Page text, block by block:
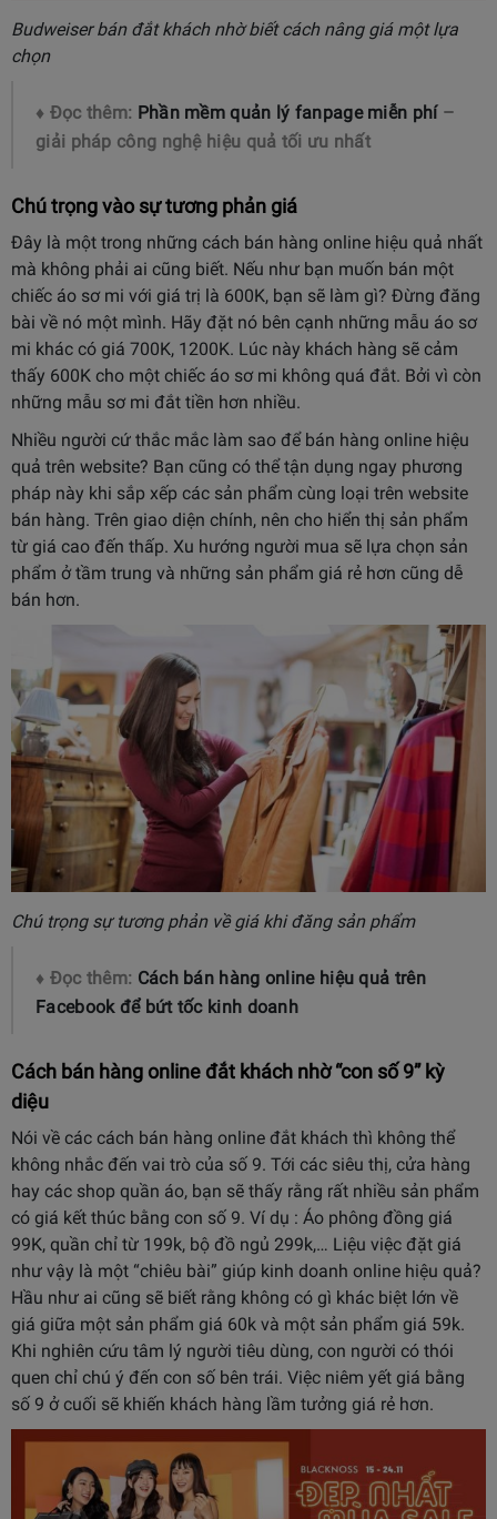
Budweiser bán đắt khách nhờ biết cách nâng giá một lựa
chọn
♦ Đọc thêm: Phần mềm quản lý fanpage miễn phí–
giải pháp công nghệ hiệu quả tối ưu nhất
Chú trọng vào sự tương phản giá
Đây là một trong những cách bán hàng online hiệu quả nhất
mà không phải ai cũng biết. Nếu như bạn muốn bán một
chiếc áo sơ mi với giá trị là 600K, bạn sẽ làm gì? Đừng đăng
bài về nó một mình. Hãy đặt nó bên cạnh những mẫu áo sơ
mi khác có giá 700K, 1200K. Lúc này khách hàng sẽ cảm
thấy 600K cho một chiếc áo sơ mi không quá đắt. Bởi vì còn
những mẫu sơ mi đắt tiền hơn nhiều.
Nhiều người cứ thắc mắc làm sao để bán hàng online hiệu
quả trên website? Bạn cũng có thể tận dụng ngay phương
pháp này khi sắp xếp các sản phẩm cùng loại trên website
bán hàng. Trên giao diện chính, nên cho hiển thị sản phẩm
từ giá cao đến thấp. Xu hướng người mua sẽ lựa chọn sản
phẩm ở tầm trung và những sản phẩm giá rẻ hơn cũng dễ
bán hơn.
Chú trọng sự tương phản về giá khi đăng sản phẩm
♦ Đọc thêm: Cách bán hàng online hiệu quả trên
Facebook để bứt tốc kinh doanh
Cách bán hàng online đắt khách nhờ “con số 9” kỳ
diệu
Nói về các cách bán hàng online đắt khách thì không thể
không nhắc đến vai trò của số 9. Tới các siêu thị, cửa hàng
hay các shop quần áo, bạn sẽ thấy rằng rất nhiều sản phẩm
có giá kết thúc bằng con số 9. Ví dụ : Áo phông đồng giá
99K, quần chỉ từ 199k, bộ đồ ngủ 299k,… Liệu việc đặt giá
như vậy là một “chiêu bài” giúp kinh doanh online hiệu quả?
Hầu như ai cũng sẽ biết rằng không có gì khác biệt lớn về
giá giữa một sản phẩm giá 60k và một sản phẩm giá 59k.
Khi nghiên cứu tâm lý người tiêu dùng, con người có thói
quen chỉ chú ý đến con số bên trái. Việc niêm yết giá bằng
số 9 ở cuối sẽ khiến khách hàng lầm tưởng giá rẻ hơn.